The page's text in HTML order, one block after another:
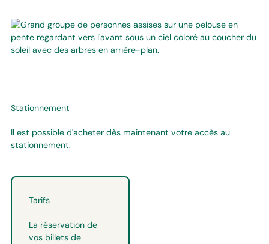
Stationnement
Il est possible d'acheter dès maintenant votre accès au
stationnement.
Tarifs
La réservation de
vos billets de